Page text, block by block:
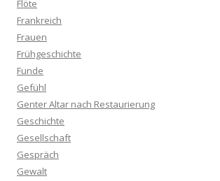
Flöte
Frankreich
Frauen
Frühgeschichte
Funde
Gefühl
Genter Altar nach Restaurierung
Geschichte
Gesellschaft
Gespräch
Gewalt